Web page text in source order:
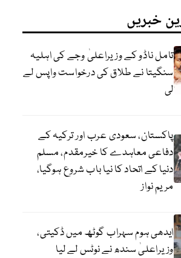
خبریں
تامل ناڈو کے وزیراعلیٰ وجے کی اہلیہ
سنگیتا نے طلاق کی درخواست واپس لے
لی
پاکستان، سعودی عرب اور ترکیہ کے
دفاعی معاہدے کا خیرمقدم، مسلم
دنیا کے اتحاد کا نیا باب شروع ہوگیا،
مریم نواز
ایدھی ہوم سہراب گوٹھ میں ڈکیتی،
وزیراعلیٰ سندھ نے نوٹس لے لیا